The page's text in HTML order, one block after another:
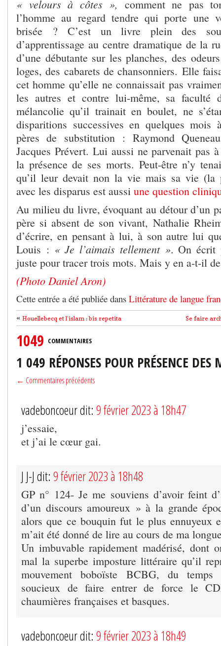
« velours à côtes », comment ne pas
l’homme au regard tendre qui porte une
brisée ? C’est un livre plein des
d’apprentissage au centre dramatique de la
d’une débutante sur les planches, des
loges, des cabarets de chansonniers. Elle
cet homme qu’elle ne connaissait pas
les autres et contre lui-même, sa faculté
mélancolie qu’il trainait en boulet, ne
disparitions successives en quelques
pères de substitution : Raymond
Jacques Prévert. Lui aussi ne parvenait pas
la présence de ses morts. Peut-être n’y
qu’il leur devait non la vie mais sa vie (la
avec les disparus est aussi une question
Au milieu du livre, évoquant au détour d’un
père si absent de son vivant, Nathalie
d’écrire, en pensant à lui, à son autre lui
Louis : « Je l’aimais tellement ». On écrit
juste pour tracer trois mots. Mais y en a-t-il
(Photo Daniel Aron)
Cette entrée a été publiée dans Littérature de langue
Se faire
« Houellebecq et l’islam : bis repetita
1049 COMMENTAIRES
1 049 RÉPONSES POUR PRÉSENCE DES
← Commentaires précédents
vadeboncoeur dit: 9 février 2023 à 18h47
j’essaie,
et j’ai le cœur gai.
J J-J dit: 9 février 2023 à 18h48
GP n° 124- Je me souviens d’avoir feint
d’un discours amoureux » à la grande
alors que ce bouquin fut le plus ennuyeux
m’ait été donné de lire au cours de ma
Un imbuvable rapidement madérisé, dont
mal la superbe imposture littéraire qu’il
mouvement boboïste BCBG, du temps
soucieux de faire entrer de force le
chaumières françaises et basques.
vadeboncoeur dit: 9 février 2023 à 18h49